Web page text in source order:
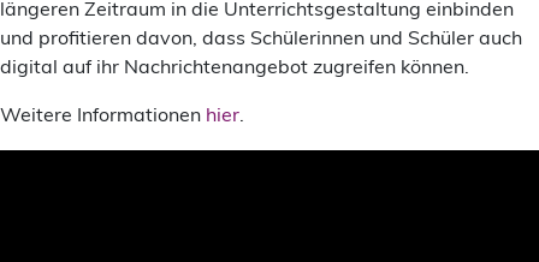
längeren Zeitraum in die Unterrichtsgestaltung einbinden
und profitieren davon, dass Schülerinnen und Schüler auch
digital auf ihr Nachrichtenangebot zugreifen können.
Weitere Informationen hier.